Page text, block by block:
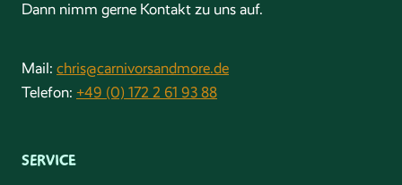
Dann nimm gerne Kontakt zu uns auf.
Mail: chris@carnivorsandmore.de
Telefon: +49 (0) 172 2 61 93 88
SERVICE